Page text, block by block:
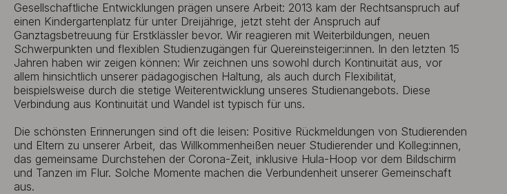
Gesellschaftliche Entwicklungen prägen unsere Arbeit: 2013 kam der Rechtsanspruch auf
einen Kindergartenplatz für unter Dreijährige, jetzt steht der Anspruch auf
Ganztagsbetreuung für Erstklässler bevor. Wir reagieren mit Weiterbildungen, neuen
Schwerpunkten und flexiblen Studienzugängen für Quereinsteiger:innen. In den letzten 15
Jahren haben wir zeigen können: Wir zeichnen uns sowohl durch Kontinuität aus, vor
allem hinsichtlich unserer pädagogischen Haltung, als auch durch Flexibilität,
beispielsweise durch die stetige Weiterentwicklung unseres Studienangebots. Diese
Verbindung aus Kontinuität und Wandel ist typisch für uns.
Die schönsten Erinnerungen sind oft die leisen: Positive Rückmeldungen von Studierenden
und Eltern zu unserer Arbeit, das Willkommenheißen neuer Studierender und Kolleg:innen,
das gemeinsame Durchstehen der Corona-Zeit, inklusive Hula-Hoop vor dem Bildschirm
und Tanzen im Flur. Solche Momente machen die Verbundenheit unserer Gemeinschaft
aus.